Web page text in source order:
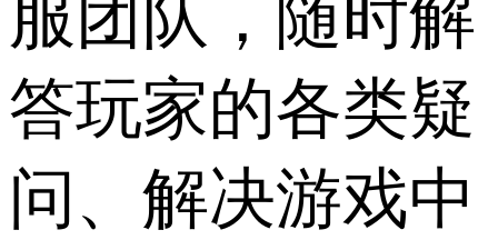
服团队，随时解
答玩家的各类疑
问、解决游戏中